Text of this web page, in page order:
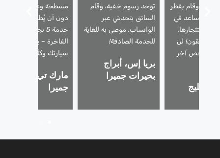
وقام بقطر
وساعد في
استئجارها.
المطلقون! لن
أي شخص آخر
الخليج
توجد رسوم خفية، وقام
السائق بتحديثي عبر
الواتساب. موصى به للغاية
للخدمة الصادقة!
بريا إس، أبراج
بحيرات جميرا
مسطحة وغطت مقاعدي
دون أن يُطلب مني ذلك.
خدمة 5 نجوم للمركبات
الفاخرة – يتعاملون مع
سيارتك وكأنها سيارتهم.
مارك تي، نخلة
جميرا